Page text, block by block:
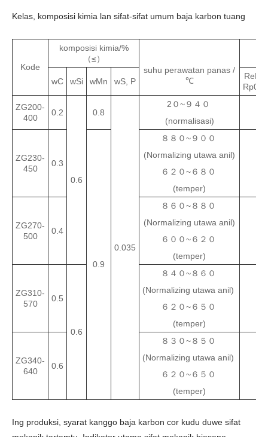
Kelas, komposisi kimia lan sifat-sifat umum baja karbon tuang
Kode
komposisi kimia/%
（≤）
suhu perawatan panas /
℃
wC wSi wMn wS, P
ReL
ZG200-
400
0.2
0.6
0.8
0.035
2０~９４０
(normalisasi)
ZG230-
450
0.3
0.9
８８０~９００
(Normalizing utawa anil)
６２０~６８０
(temper)
ZG270-
500
0.4
８６０~８８０
(Normalizing utawa anil)
６００~６２０
(temper)
ZG310-
570
0.5
0.6
８４０~８６０
(Normalizing utawa anil)
６２０~６５０
(temper)
ZG340-
640
0.6
８３０~８５０
(Normalizing utawa anil)
６２０~６５０
(temper)
Ing produksi, syarat kanggo baja karbon cor kudu duwe sifat